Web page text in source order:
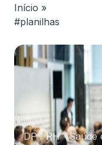
Início »
#planilhas
DP RH Saúde